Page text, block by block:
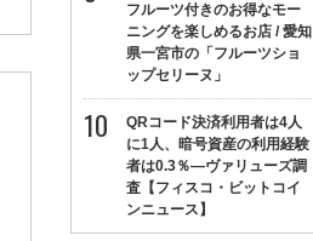
フルーツ付きのお得なモー
ニングを楽しめるお店 / 愛知
県一宮市の「フルーツショ
ップセリーヌ」
QRコード決済利用者は4人
に1人、暗号資産の利用経験
者は0.3％—ヴァリューズ調
査【フィスコ・ビットコイ
ンニュース】